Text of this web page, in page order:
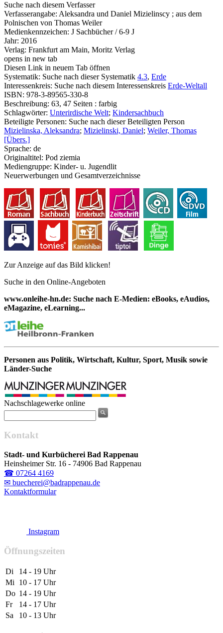
Suche nach diesem Verfasser
Verfasserangabe: Aleksandra und Daniel Mizielinscy ; aus dem
Polnischen von Thomas Weiler
Medienkennzeichen: J Sachbücher / 6-9 J
Jahr: 2016
Verlag: Frankfurt am Main, Moritz Verlag
opens in new tab
Diesen Link in neuem Tab öffnen
Systematik: Suche nach dieser Systematik 4.3, Erde
Interessenkreis: Suche nach diesem Interessenskreis Erde-Weltall
ISBN: 978-3-89565-330-8
Beschreibung: 63, 47 Seiten : farbig
Schlagwörter: Unterirdische Welt; Kindersachbuch
Beteiligte Personen: Suche nach dieser Beteiligten Person
Mizielinska, Aleksandra; Mizielinski, Daniel; Weiler, Thomas
[Übers.]
Sprache: de
Originaltitel: Pod ziemia
Mediengruppe: Kinder- u. Jugendlit
Neuerwerbungen und Gesamtverzeichnisse
Zur Anzeige auf das Bild klicken!
Suche in den Online-Angeboten
www.onleihe-hn.de: Suche nach E-Medien: eBooks, eAudios,
eMagazine, eLearning...
Personen aus Politik, Wirtschaft, Kultur, Sport, Musik sowie
Länder-Suche
Nachschlagewerke online
Kontakt
Stadt- und Kurbücherei Bad Rappenau
Heinsheimer Str. 16 - 74906 Bad Rappenau
☎ 07264 4169
✉ buecherei@badrappenau.de
Kontaktformular
Instagram
Öffnungszeiten
Di
14 - 19 Uhr
Mi
10 - 17 Uhr
Do 14 - 19 Uhr
Fr
14 - 17 Uhr
Sa
10 - 13 Uhr